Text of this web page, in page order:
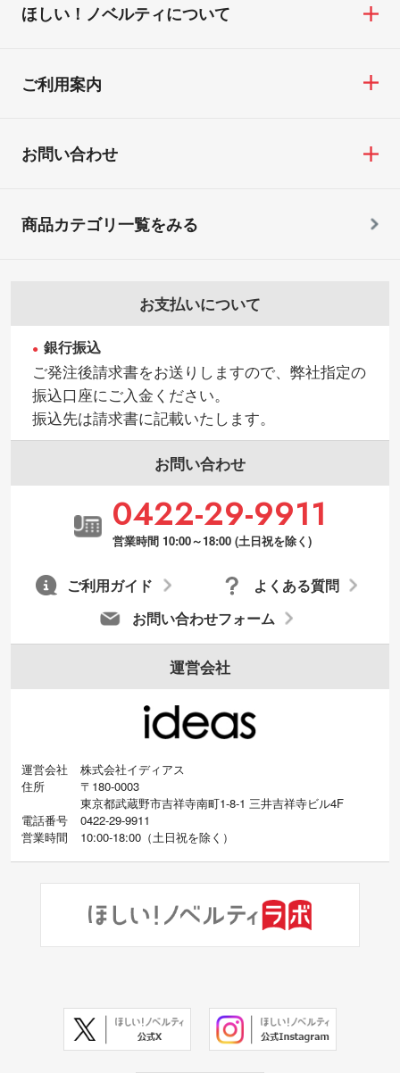
ほしい！ノベルティについて
ご利用案内
お問い合わせ
お支払いについて
銀行振込
ご発注後請求書をお送りしますので、弊社指定の
振込口座にご入金ください。
振込先は請求書に記載いたします。
お問い合わせ
0422-29-9911
営業時間 10:00～18:00 (土日祝を除く)
お問い合わせフォーム
よくある質問
ご利用ガイド
運営会社
運営会社
株式会社イディアス
住所
〒180-0003
東京都武蔵野市吉祥寺南町1-8-1 三井吉祥寺ビル4F
電話番号
0422-29-9911
営業時間
10:00-18:00（土日祝を除く）
商品カテゴリ一覧をみる